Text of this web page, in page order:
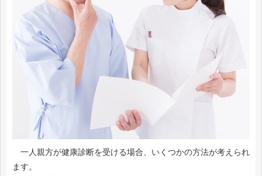
一人親方が健康診断を受ける場合、いくつかの方法が考えられ
ます。